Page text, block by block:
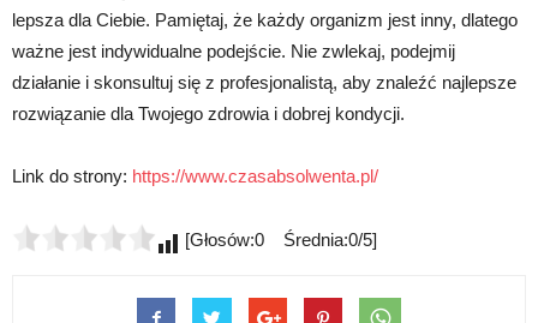
lepsza dla Ciebie. Pamiętaj, że każdy organizm jest inny, dlatego
ważne jest indywidualne podejście. Nie zwlekaj, podejmij
działanie i skonsultuj się z profesjonalistą, aby znaleźć najlepsze
rozwiązanie dla Twojego zdrowia i dobrej kondycji.
Link do strony: https://www.czasabsolwenta.pl/
[Głosów:0 Średnia:0/5]